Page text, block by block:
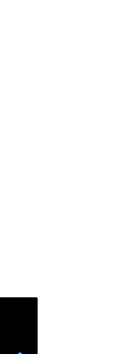
אם זיהיתים
אתם רשאים
באמצעות
של אחד
שב, התקשרה
ולומר שהוא
– הם
עד לביתם,